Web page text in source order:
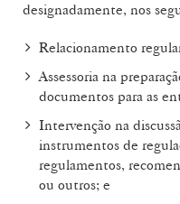
designadamente, nos
Relacionamento
Assessoria na
documentos para as
Intervenção na
instrumentos de
regulamentos,
ou outros; e